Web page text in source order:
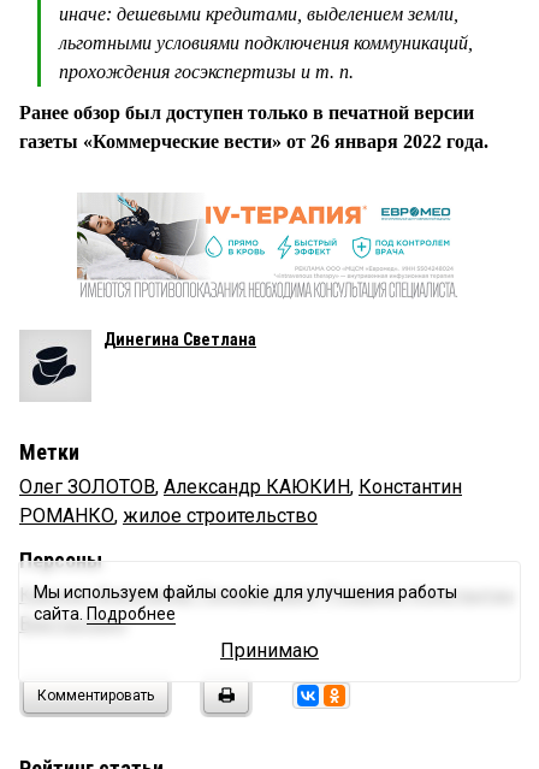
иначе: дешевыми кредитами, выделением земли,
льготными условиями подключения коммуникаций,
прохождения госэкспертизы и т. п.
Ранее обзор был доступен только в печатной версии
газеты «Коммерческие вести» от 26 января 2022 года.
Динегина Светлана
Метки
Олег ЗОЛОТОВ, Александр КАЮКИН, Константин
РОМАНКО, жилое строительство
Персоны
Каюкин Александр Геннадьевич,Романко Константин
Викторович
Комментировать
Мы используем файлы cookie для улучшения работы
сайта. Подробнее
Принимаю